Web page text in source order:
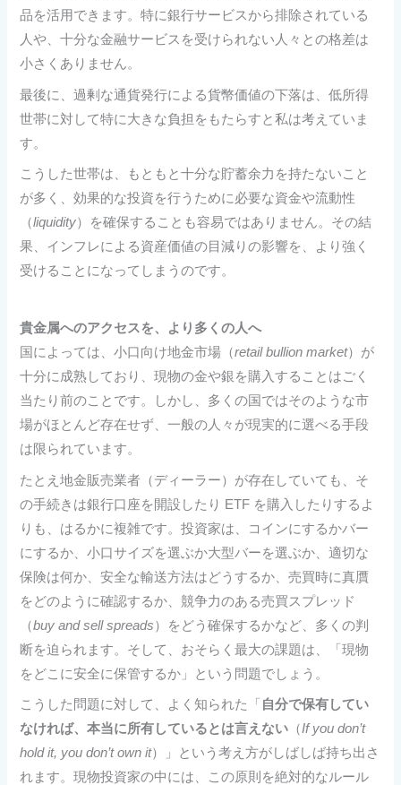
品を活用できます。特に銀行サービスから排除されている
人や、十分な金融サービスを受けられない人々との格差は
小さくありません。
最後に、過剰な通貨発行による貨幣価値の下落は、低所得
世帯に対して特に大きな負担をもたらすと私は考えていま
す。
こうした世帯は、もともと十分な貯蓄余力を持たないこと
が多く、効果的な投資を行うために必要な資金や流動性
（liquidity）を確保することも容易ではありません。その結
果、インフレによる資産価値の目減りの影響を、より強く
受けることになってしまうのです。
貴金属へのアクセスを、より多くの人へ
国によっては、小口向け地金市場（retail bullion market）が
十分に成熟しており、現物の金や銀を購入することはごく
当たり前のことです。しかし、多くの国ではそのような市
場がほとんど存在せず、一般の人々が現実的に選べる手段
は限られています。
たとえ地金販売業者（ディーラー）が存在していても、そ
の手続きは銀行口座を開設したり ETF を購入したりするよ
りも、はるかに複雑です。投資家は、コインにするかバー
にするか、小口サイズを選ぶか大型バーを選ぶか、適切な
保険は何か、安全な輸送方法はどうするか、売買時に真贋
をどのように確認するか、競争力のある売買スプレッド
（buy and sell spreads）をどう確保するかなど、多くの判
断を迫られます。そして、おそらく最大の課題は、「現物
をどこに安全に保管するか」という問題でしょう。
こうした問題に対して、よく知られた「 自分で保有してい
なければ、本当に所有しているとは言えない （If you don’t
hold it, you don’t own it）」という考え方がしばしば持ち出さ
れます。現物投資家の中には、この原則を絶対的なルール